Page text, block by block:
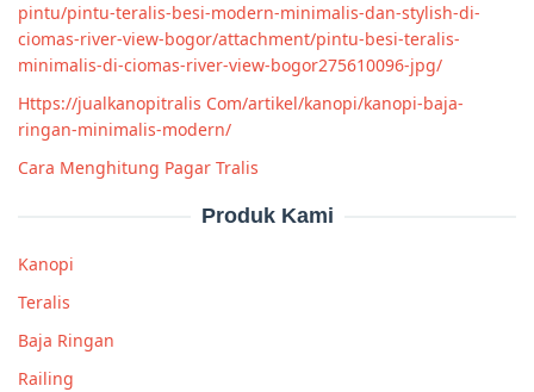
pintu/pintu-teralis-besi-modern-minimalis-dan-stylish-di-
ciomas-river-view-bogor/attachment/pintu-besi-teralis-
minimalis-di-ciomas-river-view-bogor275610096-jpg/
Https://jualkanopitralis Com/artikel/kanopi/kanopi-baja-
ringan-minimalis-modern/
Cara Menghitung Pagar Tralis
Produk Kami
Kanopi
Teralis
Baja Ringan
Railing